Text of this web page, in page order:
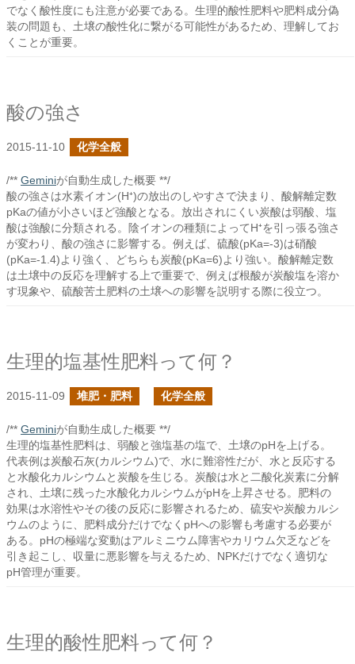
でなく酸性度にも注意が必要である。生理的酸性肥料や肥料成分偽
装の問題も、土壌の酸性化に繋がる可能性があるため、理解してお
くことが重要。
酸の強さ
2015-11-10 化学全般
/** Geminiが自動生成した概要 **/
酸の強さは水素イオン(H⁺)の放出のしやすさで決まり、酸解離定数
pKaの値が小さいほど強酸となる。放出されにくい炭酸は弱酸、塩
酸は強酸に分類される。陰イオンの種類によってH⁺を引っ張る強さ
が変わり、酸の強さに影響する。例えば、硫酸(pKa=-3)は硝酸
(pKa=-1.4)より強く、どちらも炭酸(pKa=6)より強い。酸解離定数
は土壌中の反応を理解する上で重要で、例えば根酸が炭酸塩を溶か
す現象や、硫酸苦土肥料の土壌への影響を説明する際に役立つ。
生理的塩基性肥料って何？
2015-11-09 堆肥・肥料 化学全般
/** Geminiが自動生成した概要 **/
生理的塩基性肥料は、弱酸と強塩基の塩で、土壌のpHを上げる。
代表例は炭酸石灰(カルシウム)で、水に難溶性だが、水と反応する
と水酸化カルシウムと炭酸を生じる。炭酸は水と二酸化炭素に分解
され、土壌に残った水酸化カルシウムがpHを上昇させる。肥料の
効果は水溶性やその後の反応に影響されるため、硫安や炭酸カルシ
ウムのように、肥料成分だけでなくpHへの影響も考慮する必要が
ある。pHの極端な変動はアルミニウム障害やカリウム欠乏などを
引き起こし、収量に悪影響を与えるため、NPKだけでなく適切な
pH管理が重要。
生理的酸性肥料って何？